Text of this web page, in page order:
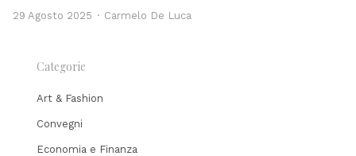
29 Agosto 2025 Author
Carmelo De Luca
Categorie
Art & Fashion
Convegni
Economia e Finanza